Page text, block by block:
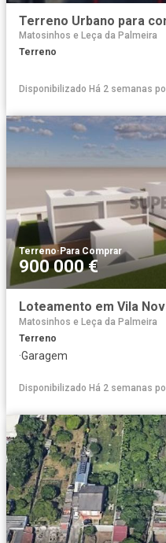
Matosinhos e Leça da Palmeira
Terreno
Disponibilizado Há 2 semanas
Terreno·Para Comprar
900 000 €
Loteamento em Vila
Matosinhos e Leça da Palmeira
Terreno
·Garagem
Disponibilizado Há 2 semanas